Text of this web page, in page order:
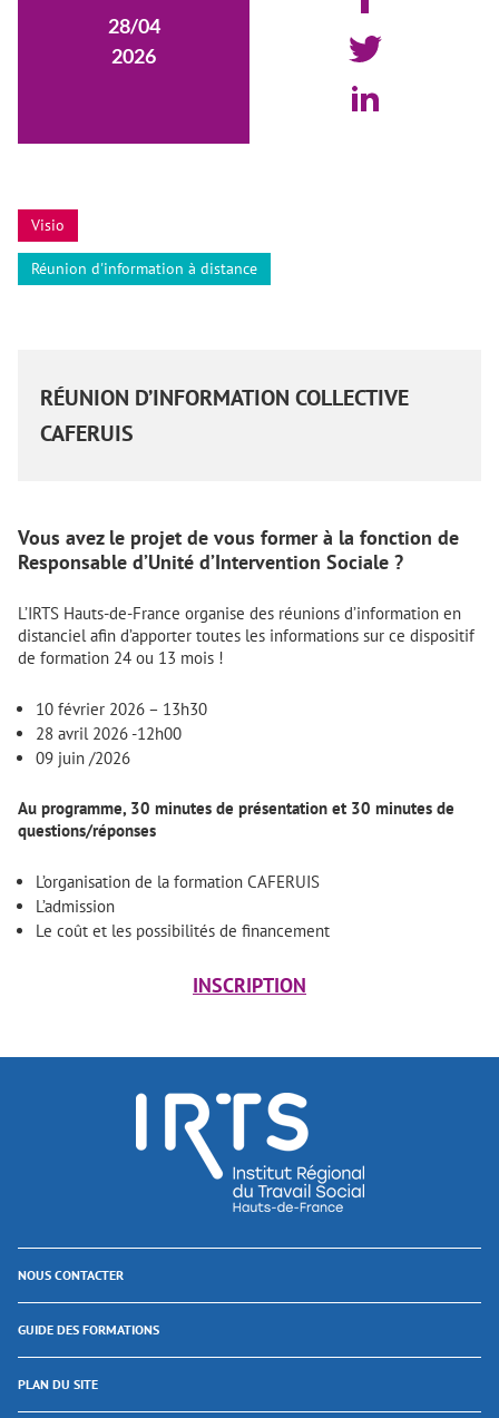
28/04
2026
Visio
Réunion d'information à distance
RÉUNION D’INFORMATION COLLECTIVE
CAFERUIS
Vous avez le projet de vous former à la fonction de
Responsable d’Unité d’Intervention Sociale ?
L’IRTS Hauts-de-France organise des réunions d’information en
distanciel afin d’apporter toutes les informations sur ce dispositif
de formation 24 ou 13 mois !
10 février 2026 – 13h30
28 avril 2026 -12h00
09 juin /2026
Au programme, 30 minutes de présentation et 30 minutes de
questions/réponses
L’organisation de la formation CAFERUIS
L’admission
Le coût et les possibilités de financement
INSCRIPTION
NOUS CONTACTER
GUIDE DES FORMATIONS
PLAN DU SITE